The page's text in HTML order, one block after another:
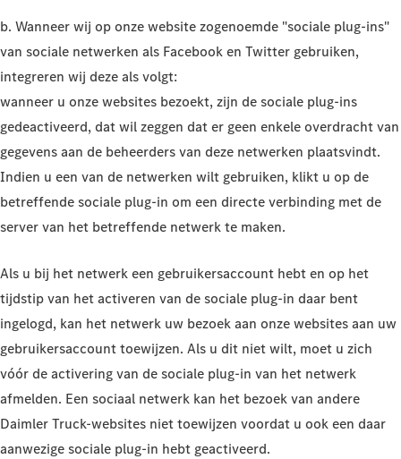
b. Wanneer wij op onze website zogenoemde "sociale plug-ins"
van sociale netwerken als Facebook en Twitter gebruiken,
integreren wij deze als volgt:
wanneer u onze websites bezoekt, zijn de sociale plug-ins
gedeactiveerd, dat wil zeggen dat er geen enkele overdracht van
gegevens aan de beheerders van deze netwerken plaatsvindt.
Indien u een van de netwerken wilt gebruiken, klikt u op de
betreffende sociale plug-in om een directe verbinding met de
server van het betreffende netwerk te maken.
Als u bij het netwerk een gebruikersaccount hebt en op het
tijdstip van het activeren van de sociale plug-in daar bent
ingelogd, kan het netwerk uw bezoek aan onze websites aan uw
gebruikersaccount toewijzen. Als u dit niet wilt, moet u zich
vóór de activering van de sociale plug-in van het netwerk
afmelden. Een sociaal netwerk kan het bezoek van andere
Daimler Truck-websites niet toewijzen voordat u ook een daar
aanwezige sociale plug-in hebt geactiveerd.